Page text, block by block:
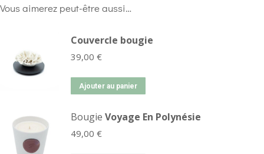
Vous aimerez peut-être aussi…
Couvercle bougie
39,00 €
Ajouter au panier
Bougie Voyage En Polynésie
49,00 €